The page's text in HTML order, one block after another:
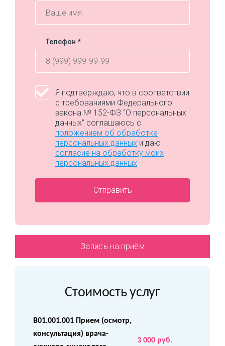
Телефон *
Персональные
данные
Я подтверждаю, что в соответствии
с требованиями Федерального
закона № 152-ФЗ “О персональных
данных” соглашаюсь с
положением об обработке
персональных данных и даю
согласие на обработку моих
персональных данных
Запись на приём
Стоимость услуг
B01.001.001 Прием (осмотр,
консультация) врача-
3 000 руб.